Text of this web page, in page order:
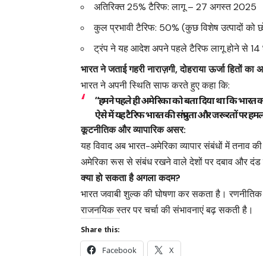
अतिरिक्त 25% टैरिफ: लागू – 27 अगस्त 2025
कुल प्रभावी टैरिफ: 50% (कुछ विशेष उत्पादों को
ट्रंप ने यह आदेश अपने पहले टैरिफ लागू होने से 14
भारत ने जताई गहरी नाराज़गी, दोहराया ऊर्जा हितों का
भारत ने अपनी स्थिति साफ करते हुए कहा कि:
“हमने पहले ही अमेरिका को बता दिया था कि भारत
ऐसे में यह टैरिफ भारत की संप्रभुता और जरूरतों पर
कूटनीतिक और व्यापारिक असर:
यह विवाद अब भारत-अमेरिका व्यापार संबंधों में
अमेरिका रूस से संबंध रखने वाले देशों पर दबाव और दंड
क्या हो सकता है अगला कदम?
भारत जवाबी शुल्क की घोषणा कर सकता है।
राजनयिक स्तर पर चर्चा की संभावनाएं बढ़ सकती है।
Share this:
Facebook X